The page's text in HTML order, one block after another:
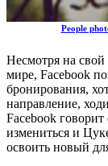
People
Несмотря на свой
мире, Facebook
бронирования,
направление,
Facebook
измениться и
освоить новый